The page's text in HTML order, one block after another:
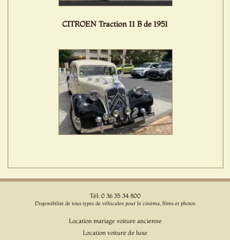
CITROEN Traction 11 B de 1951
Tél: 0 36 35 34 800
Disponibilité de tous types de véhicules pour le cinéma, films et photos
Location mariage voiture ancienne
Location voiture de luxe